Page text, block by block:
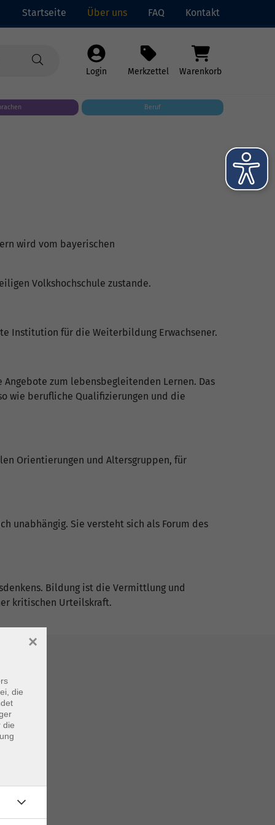
Startseite Über uns FAQ Kontakt
Login Merkzettel Warenkorb
Beruf
wird vom bayerischen
Volkshochschule zustande.
Institution für die Weiterbildung Erwachsener.
zum lebensbegleitenden Lernen. Das
wie berufliche Qualifizierungen und die
Orientierungen und Altersgruppen, für
unabhängig. Sie versteht sich als Forum des
Bildung ist die Vermittlung und
kritischen Urteilskraft.
die
die
×